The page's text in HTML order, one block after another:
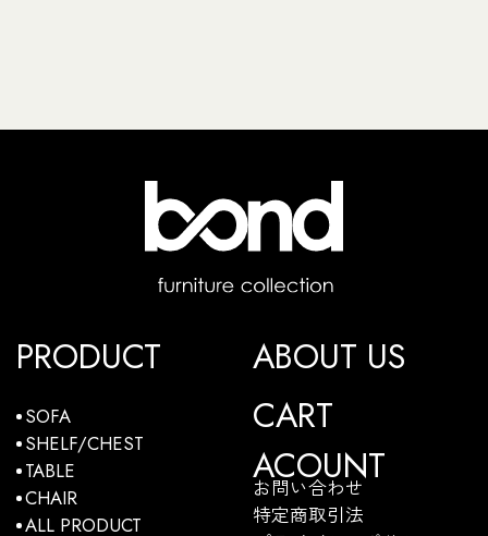
PRODUCT
SOFA
SHELF/CHEST
TABLE
CHAIR
ALL PRODUCT
ABOUT US
CART
ACOUNT
お問い合わせ
特定商取引法